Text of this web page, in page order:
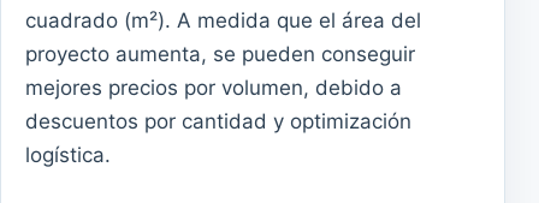
cuadrado (m²). A medida que el área del
proyecto aumenta, se pueden conseguir
mejores precios por volumen, debido a
descuentos por cantidad y optimización
logística.